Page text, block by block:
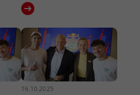
16.10.2025